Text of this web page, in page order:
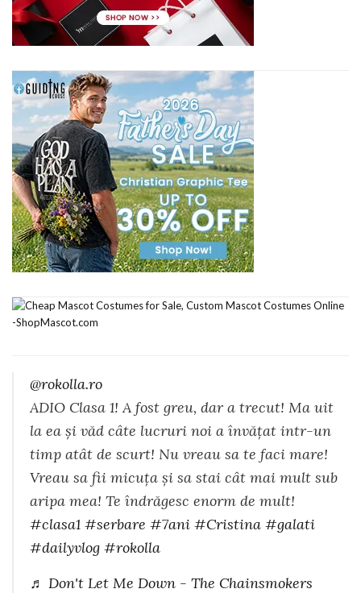
@rokolla.ro
ADIO Clasa 1! A fost greu, dar a trecut! Ma uit
la ea și văd câte lucruri noi a învățat intr-un
timp atât de scurt! Nu vreau sa te faci mare!
Vreau sa fii micuța și sa stai cât mai mult sub
aripa mea! Te îndrăgesc enorm de mult!
#clasa1 #serbare #7ani #Cristina #galati
#dailyvlog #rokolla
♬ Don't Let Me Down - The Chainsmokers